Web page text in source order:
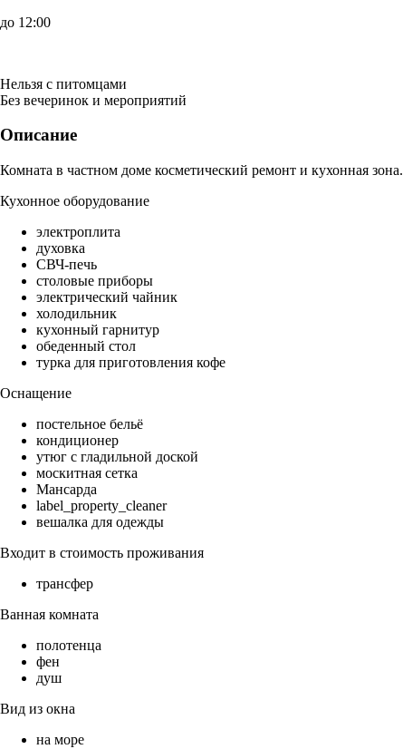
до 12:00
Нельзя с питомцами
Без вечеринок и мероприятий
Описание
Комната в частном доме косметический ремонт и кухонная зона.
Кухонное оборудование
электроплита
духовка
СВЧ-печь
столовые приборы
электрический чайник
холодильник
кухонный гарнитур
обеденный стол
турка для приготовления кофе
Оснащение
постельное бельё
кондиционер
утюг с гладильной доской
москитная сетка
Мансарда
label_property_cleaner
вешалка для одежды
Входит в стоимость проживания
трансфер
Ванная комната
полотенца
фен
душ
Вид из окна
на море